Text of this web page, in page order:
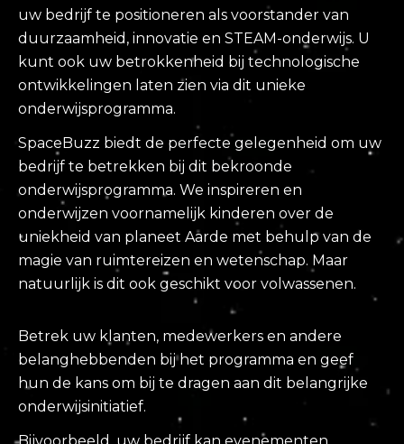
uw bedrijf te positioneren als voorstander van
duurzaamheid, innovatie en STEAM-onderwijs. U
kunt ook uw betrokkenheid bij technologische
ontwikkelingen laten zien via dit unieke
onderwijsprogramma.
SpaceBuzz biedt de perfecte gelegenheid om uw
bedrijf te betrekken bij dit bekroonde
onderwijsprogramma. We inspireren en
onderwijzen voornamelijk kinderen over de
uniekheid van planeet Aarde met behulp van de
magie van ruimtereizen en wetenschap. Maar
natuurlijk is dit ook geschikt voor volwassenen.
Betrek uw klanten, medewerkers en andere
belanghebbenden bij het programma en geef
hun de kans om bij te dragen aan dit belangrijke
onderwijsinitiatief.